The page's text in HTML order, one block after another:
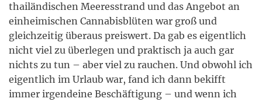
thailändischen Meeresstrand und das Angebot an
einheimischen Cannabisblüten war groß und
gleichzeitig überaus preiswert. Da gab es eigentlich
nicht viel zu überlegen und praktisch ja auch gar
nichts zu tun – aber viel zu rauchen. Und obwohl ich
eigentlich im Urlaub war, fand ich dann bekifft
immer irgendeine Beschäftigung – und wenn ich